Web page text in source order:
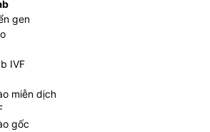
gen
IVF
miễn dịch
gốc